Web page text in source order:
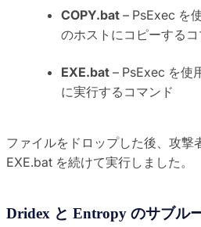
COPY.bat – PsExec を
のホストにコピーするコ
EXE.bat – PsExec を使
に実行するコマンド
ファイルをドロップした後、攻撃
EXE.bat を続けて実行しました。
Dridex と Entropy のサブル